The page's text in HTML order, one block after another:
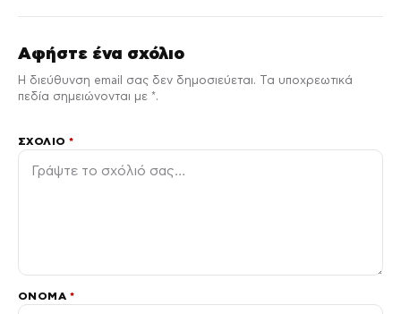
Αφήστε ένα σχόλιο
Η διεύθυνση email σας δεν δημοσιεύεται. Τα υποχρεωτικά
πεδία σημειώνονται με *.
ΣΧΌΛΙΟ*
ΌΝΟΜΑ *